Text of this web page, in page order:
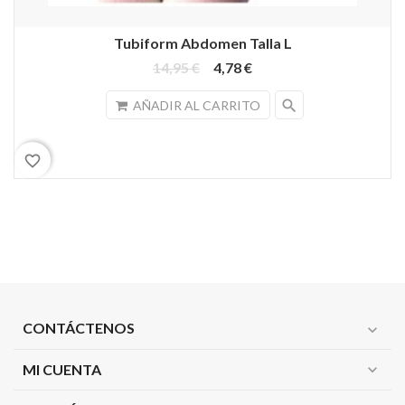
Tubiform Abdomen Talla L
14,95 €
4,78 €
AÑADIR AL CARRITO search
favorite_border
CONTÁCTENOS expand_more
MI CUENTA expand_more